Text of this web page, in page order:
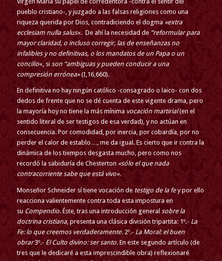
pueblo cristiano-, y juzgado a las falsas religiones como una
riqueza querida por Dios, contradiciendo el dogma «extra
ecclesiam nulla salus«. De ahí la necesidad de “reformular para
mayor claridad, o incluso corregir, las de enseñanzas no
infalibles y no definitivas, o los mandatos de un Papa o un
concilio«, si son “ambiguas y pueden conducir a una
compresión errónea»(I,16,660).
En definitiva no hay ningún católico -consagrado o laico- con dos
dedos de frente que no se dé cuenta de este vigente drama, pero
la mayoría hoy no tiene la más mínima vocación martirial(en el
sentido literal de ser testigos de esa verdad), y no actúan en
consecuencia. Por comodidad, por inercia, por cobardía, por no
perder el calor de establo…, me da igual. Es cierto que ir contra la
dinámica de los tiempos desgasta mucho, pero como nos
recordó la sabiduría de Chesterton «sólo el que nada
contracorriente sabe que está vivo».
Monseñor Schneider sí tiene vocación de testigo de la fey por ello
reacciona valientemente contra toda esta impostura en
su Compendio.Éste, tras una introducción general sobre la
doctrina cristiana, presenta una clásica división tripartita: 1º.- La
Fe: lo que creemos verdaderamente.2º.- La Moral: el buen
obrar3º.- El Culto divino: ser santo. En este segundo artículo (de
tres que le dedicaré a esta imprescindible obra) reflexionaré